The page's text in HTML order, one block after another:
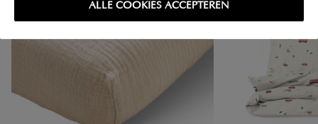
ALLE COOKIES ACCEPTEREN